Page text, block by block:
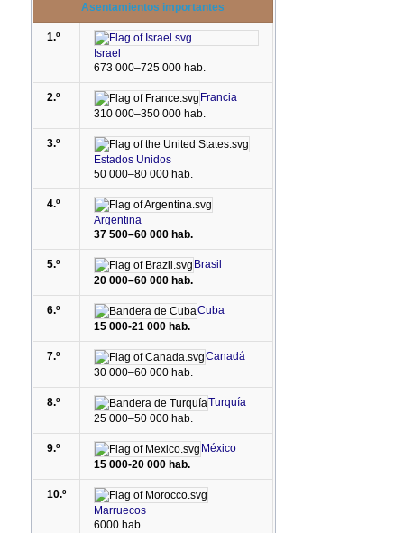
Asentamientos importantes
1.º
Israel
673 000–725 000 hab.
2.º
Francia
310 000–350 000 hab.
3.º
Estados Unidos
50 000–80 000 hab.
4.º
Argentina
37 500–60 000 hab.
5.º
Brasil
20 000–60 000 hab.
6.º
Cuba
15 000-21 000 hab.
7.º
Canadá
30 000–60 000 hab.
8.º
Turquía
25 000–50 000 hab.
9.º
México
15 000-20 000 hab.
10.º
Marruecos
6000 hab.